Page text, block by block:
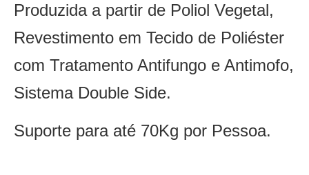
Produzida a partir de Poliol Vegetal,
Revestimento em Tecido de Poliéster
com Tratamento Antifungo e Antimofo,
Sistema Double Side.
Suporte para até 70Kg por Pessoa.